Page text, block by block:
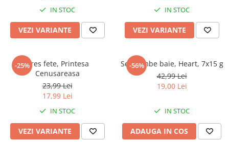
IN STOC
VEZI VARIANTE
IN STOC
VEZI VARIANTE
-25%Dres fete, Printesa
Cenusareasa
23,99 Lei
17,99 Lei
IN STOC
VEZI VARIANTE
-56%
Set bombe baie, Heart, 7x15 g
42,99 Lei
19,00 Lei
IN STOC
ADAUGA IN COS